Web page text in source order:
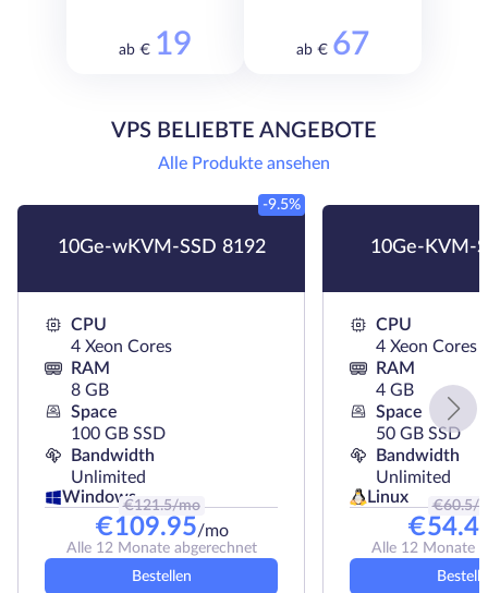
ab € 19 ab € 67
VPS BELIEBTE ANGEBOTE
Alle Produkte ansehen
10Ge-wKVM-SSD 8192
-9.5%
CPU
4 Xeon Cores
RAM
8 GB
Space
100 GB SSD
Bandwidth
Unlimited
Windows
€121.5/mo
€109.95/mo
Alle 12 Monate abgerechnet
Bestellen
10Ge-KVM-
CPU
4 Xeon Cores
RAM
4 GB
Space
50 GB SSD
Bandwidth
Unlimited
Linux
€60.5/
€
Alle 12 Monate